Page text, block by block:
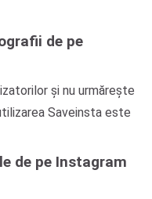
de pe
și nu urmărește
Saveinsta este
de pe Instagram